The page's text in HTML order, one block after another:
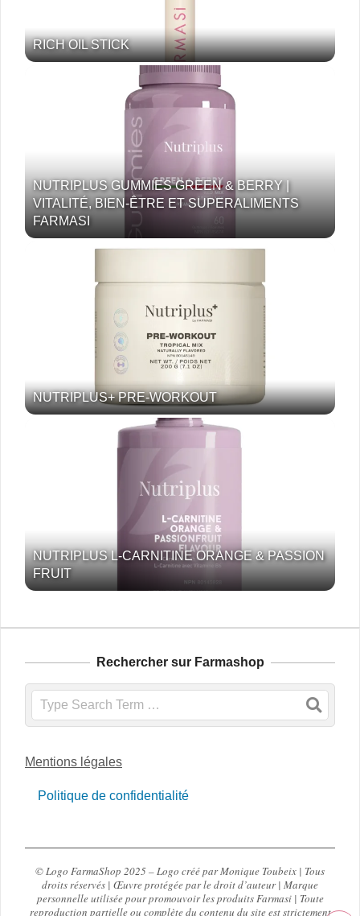
RICH OIL STICK
NUTRIPLUS GUMMIES GREEN & BERRY |
VITALITÉ, BIEN-ÊTRE ET SUPERALIMENTS
FARMASI
NUTRIPLUS+ PRE-WORKOUT
NUTRIPLUS L-CARNITINE ORANGE & PASSION
FRUIT
Rechercher sur Farmashop
Search
Mentions légales
Politique de confidentialité
© Logo FarmaShop 2025 – Logo créé par Monique Toubeix | Tous
droits réservés | Œuvre protégée par le droit d’auteur | Marque
personnelle utilisée pour promouvoir les produits Farmasi | Toute
reproduction partielle ou complète du contenu du site est strictement